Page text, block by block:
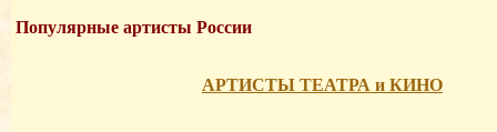
Популярные артисты России
АРТИСТЫ ТЕАТРА и КИНО